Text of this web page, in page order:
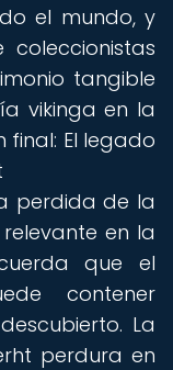
el mundo, y
tangible
vikinga en la
final: El legado
perdida de la
en la
que el
contener
La
perdura en